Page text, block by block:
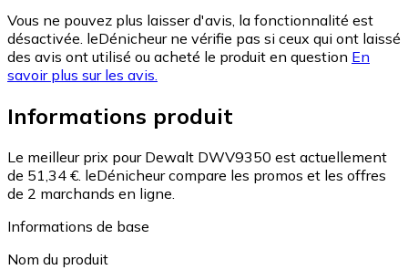
Vous ne pouvez plus laisser d'avis, la fonctionnalité est
désactivée. leDénicheur ne vérifie pas si ceux qui ont laissé
des avis ont utilisé ou acheté le produit en question En
savoir plus sur les avis.
Informations produit
Le meilleur prix pour Dewalt DWV9350 est actuellement
de 51,34 €. leDénicheur compare les promos et les offres
de 2 marchands en ligne.
Informations de base
Nom du produit